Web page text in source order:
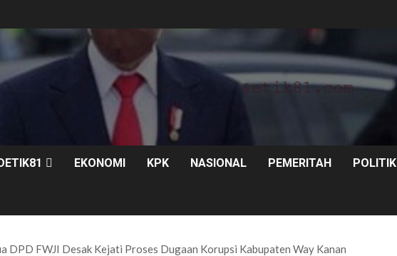
EKONOMI KPK NASIONAL PEMERITAH POLITIK
DPD FWJI Desak Kejati Proses Dugaan Korupsi Kabupaten Way Kanan